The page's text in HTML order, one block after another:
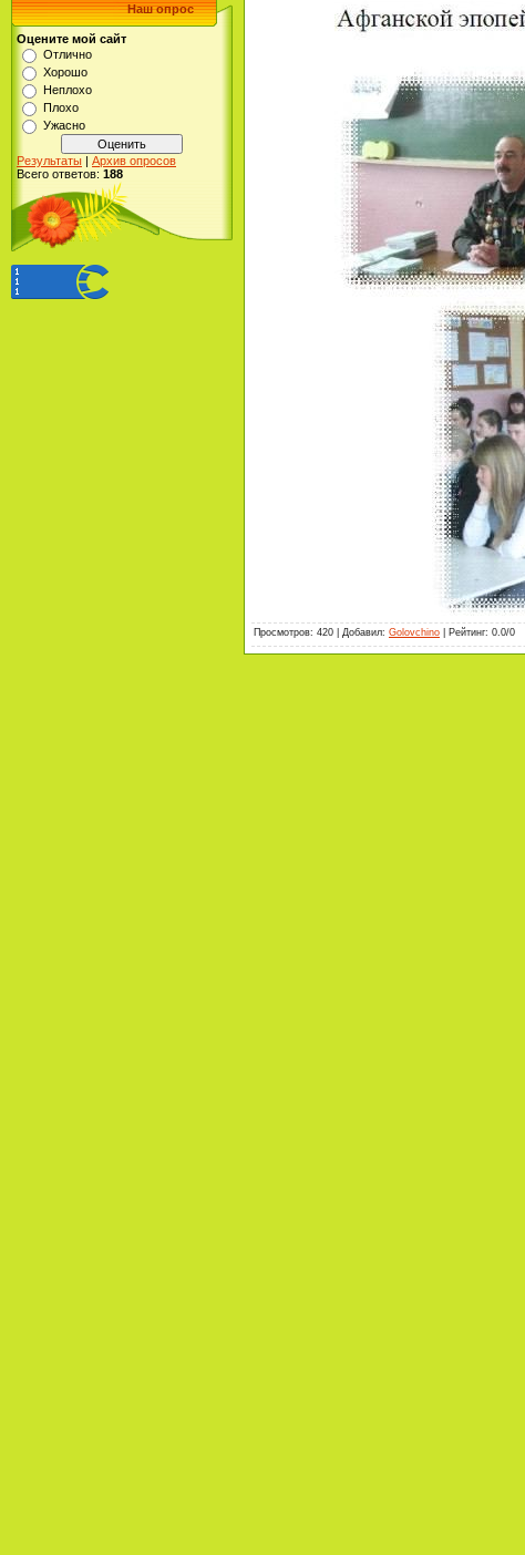
Наш опрос
Оцените мой сайт
Отлично
Хорошо
Неплохо
Плохо
Ужасно
Результаты | Архив опросов
Всего ответов: 188
Просмотров: 420 Добавил: Golovchino Рейтинг: 0.0/0